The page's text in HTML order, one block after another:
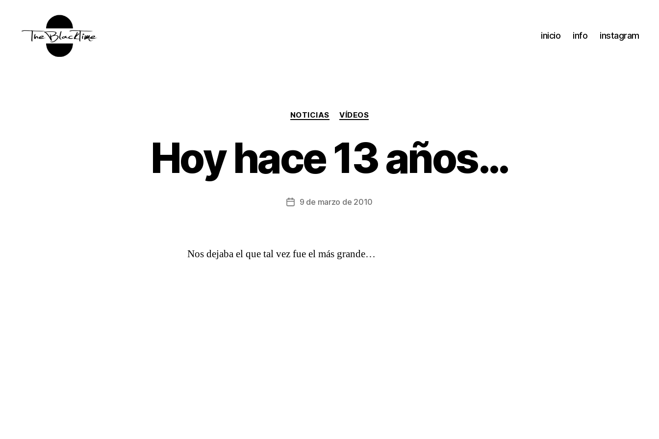
inicio info instagram
Categorías
NOTICIAS VÍDEOS
Hoy hace 13 años…
Fecha9 de marzo de 2010
Nos dejaba el que tal vez fue el más grande…